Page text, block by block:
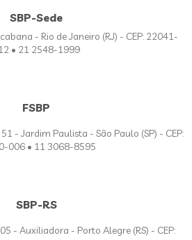
SBP-Sede
- Rio de Janeiro (RJ) - CEP: 22041-
• 21 2548-1999
FSBP
- Jardim Paulista - São Paulo (SP) - CEP:
006 • 11 3068-8595
SBP-RS
- Auxiliadora - Porto Alegre (RS) - CEP: